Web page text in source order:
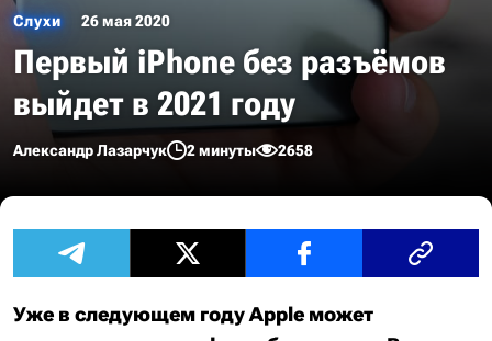
Слухи 26 мая 2020
Первый iPhone без разъёмов
выйдет в 2021 году
Александр Лазарчук 2 минуты 2658
Уже в следующем году Apple может